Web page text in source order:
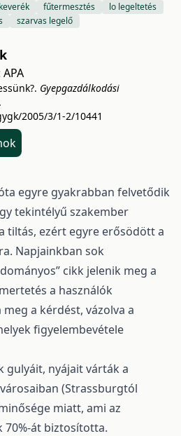
fűtermesztés
lo legeltetés
szarvas legelő
APA
Gyepgazdálkodási
2005/3/1-2/10441
egyre gyakrabban felvetődik
tekintélyű szakember
tiltás, ezért egyre erősödött a
Napjainkban sok
cikk jelenik meg a
a használók
a kérdést, vázolva a
figyelembevétele
nyájait várták a
(Strassburgtól
miatt, ami az
70%-át biztosította.